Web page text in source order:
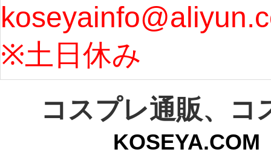
う...
※土日休み
コスプレ通販、コ